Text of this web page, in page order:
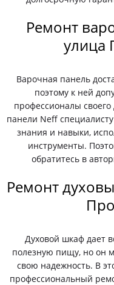
Ремонт
улица
Варочная панель
поэтому к ней
профессионалы
панели Neff
знания и навыки,
инструменты.
обратитесь в
Ремонт
Духовой шкаф дает
полезную пищу, но он
свою надежность. В
профессиональный